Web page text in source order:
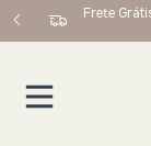
Frete